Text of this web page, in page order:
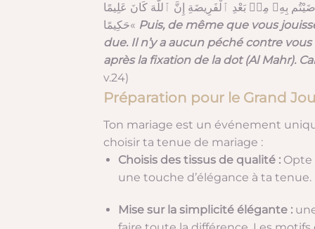
بِهِۦ مِنۢ بَعْدِ ٱلْفَرِيضَةِ إِنَّ ٱللَّهَ كَانَ عَلِيمًا
حَكِيمًا« Puis, de même que vous
due. Il n’y a aucun péché contre
après la fixation de la dot (Al Mahr).
v.24)
Préparation pour le Grand
Ton mariage est un événement
choisir ta tenue de mariage :
Choisis des tissus de qualité :Opte
une touche d’élégance à ta tenue.
Mise sur la simplicité élégante :